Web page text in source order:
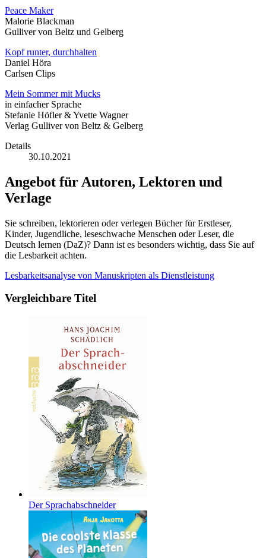
Peace Maker
Malorie Blackman
Gulliver von Beltz und Gelberg
Kopf runter, durchhalten
Daniel Höra
Carlsen Clips
Mein Sommer mit Mucks
in einfacher Sprache
Stefanie Höfler & Yvette Wagner
Verlag Gulliver von Beltz & Gelberg
Details
30.10.2021
Angebot für Autoren, Lektoren und
Verlage
Sie schreiben, lektorieren oder verlegen Bücher für Erstleser,
Kinder, Jugendliche, leseschwache Menschen oder Leser, die
Deutsch lernen (DaZ)? Dann ist es besonders wichtig, dass Sie auf
die Lesbarkeit achten.
Lesbarkeitsanalyse von Manuskripten als Dienstleistung
Vergleichbare Titel
Der Sprachabschneider